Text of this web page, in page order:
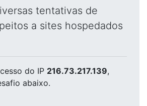
tentativas de
a sites hospedados
do IP 216.73.217.139,
abaixo.